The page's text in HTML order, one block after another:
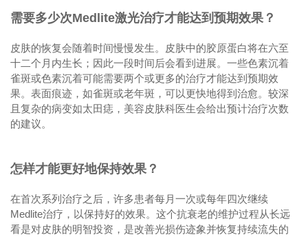
需要多少次Medlite激光治疗才能达到预期效果？
皮肤的恢复会随着时间慢慢发生。皮肤中的胶原蛋白将在六至
十二个月内生长；因此一段时间后会看到进展。一些色素沉着
雀斑或色素沉着可能需要两个或更多的治疗才能达到预期效
果。表面痕迹，如雀斑或老年斑，可以更快地得到治愈。较深
且复杂的病变如太田痣，美容皮肤科医生会给出预计治疗次数
的建议。
怎样才能更好地保持效果？
在首次系列治疗之后，许多患者每月一次或每年四次继续
Medlite治疗，以保持好的效果。这个抗衰老的维护过程从长远
看是对皮肤的明智投资，是改善光损伤迹象并恢复持续流失的